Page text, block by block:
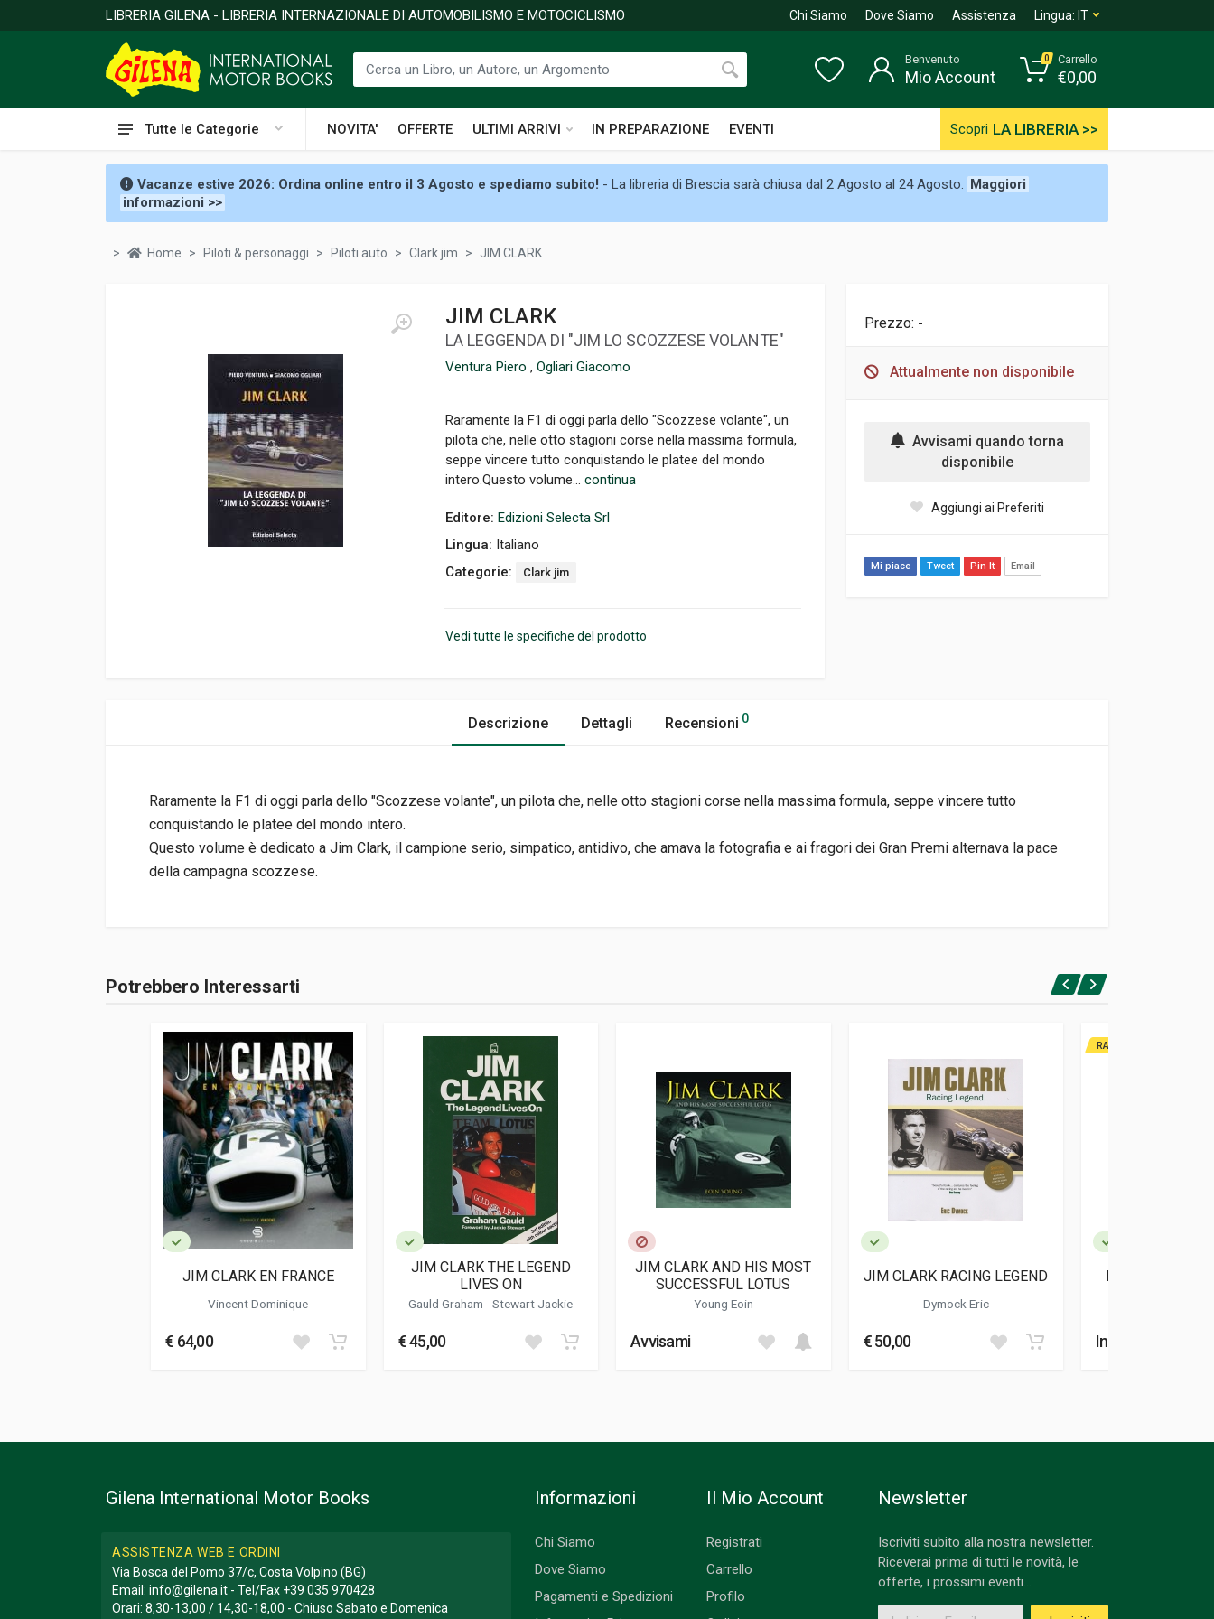
LIBRERIA GILENA - LIBRERIA INTERNAZIONALE DI AUTOMOBILISMO E MOTOCICLISMO Chi Siamo Dove Siamo Assistenza Lingua: IT
Tutte le Categorie NOVITA' OFFERTE ULTIMI ARRIVI IN PREPARAZIONE EVENTI Scopri LA LIBRERIA >>
Benvenuto
Mio Account
0 Carrello
€0,00
Vacanze estive 2026: Ordina online entro il 3 Agosto e spediamo subito! - La libreria di Brescia sarà chiusa dal 2 Agosto al 24 Agosto. Maggiori
informazioni >>
Home Piloti & personaggi Piloti auto Clark jim JIM CLARK
JIM CLARK
LA LEGGENDA DI "JIM LO SCOZZESE VOLANTE"
Ventura Piero , Ogliari Giacomo
Raramente la F1 di oggi parla dello "Scozzese volante", un
pilota che, nelle otto stagioni corse nella massima formula,
seppe vincere tutto conquistando le platee del mondo
intero.Questo volume... continua
Editore: Edizioni Selecta Srl
Lingua: Italiano
Categorie:
Clark jim
Vedi tutte le specifiche del prodotto
Prezzo: -
Attualmente non disponibile
Avvisami quando torna
disponibile
Aggiungi ai Preferiti
Mi piace Tweet Pin It Email
Descrizione Dettagli Recensioni 0
Raramente la F1 di oggi parla dello "Scozzese volante", un pilota che, nelle otto stagioni corse nella massima formula, seppe vincere tutto
conquistando le platee del mondo intero.
Questo volume è dedicato a Jim Clark, il campione serio, simpatico, antidivo, che amava la fotografia e ai fragori dei Gran Premi alternava la pace
della campagna scozzese.
ISBN / EAN 9788873322283
Edizioni Selecta Srl
Lingua del testo Italiano
Data di stampa 10/2008
21 x 30 x 1,5 cm
Informazioni aggiuntive
Accedi o registrati
Potrebbero Interessarti
JIM CLARK EN FRANCE
Vincent Dominique
€ 64,00
JIM CLARK THE LEGEND
LIVES ON
Gauld Graham-Stewart Jackie
€ 45,00
JIM CLARK AND HIS MOST
SUCCESSFUL LOTUS
Young Eoin
Avvisami
JIM CLARK RACING LEGEND
Dymock Eric
€ 50,00
RARITA'
LA STORIA DI
Info Acquisto
Gilena International Motor Books
ASSISTENZA WEB E ORDINI
Via Bosca del Pomo 37/c, Costa Volpino (BG)
Email: info@gilena.it - Tel/Fax +39 035 970428
Orari: 8,30-13,00 / 14,30-18,00 - Chiuso Sabato e Domenica
Informazioni
Chi Siamo
Dove Siamo
Pagamenti e Spedizioni
Il Mio Account
Registrati
Carrello
Profilo
Newsletter
Iscriviti subito alla nostra newsletter.
Riceverai prima di tutti le novità, le
offerte, i prossimi eventi...
Indirizzo Email